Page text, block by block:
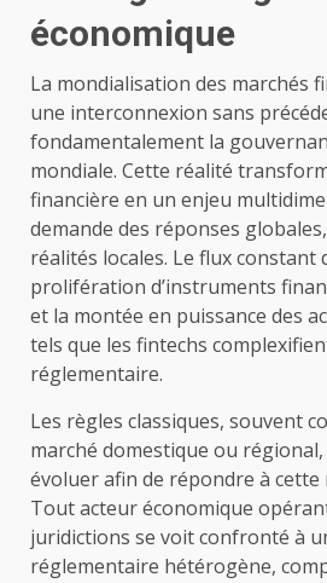
économique
La mondialisation des marchés
une interconnexion sans
fondamentalement la
mondiale. Cette réalité
financière en un enjeu
demande des réponses
réalités locales. Le flux constant
prolifération d’instruments
et la montée en puissance des
tels que les fintechs
réglementaire.
Les règles classiques, souvent
marché domestique ou
évoluer afin de répondre à cette
Tout acteur économique
juridictions se voit confronté à
réglementaire hétérogène,